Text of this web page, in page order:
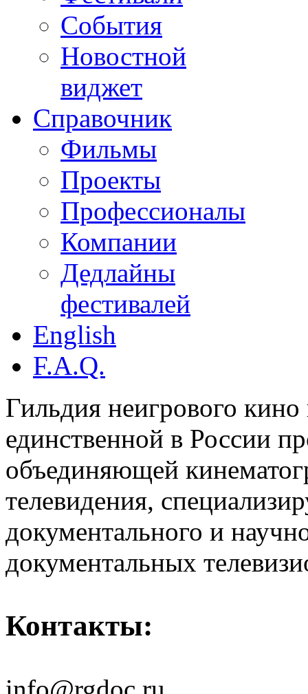
События
Новостной
виджет
Справочник
Фильмы
Проекты
Профессионалы
Компании
Дедлайны
фестивалей
English
F.A.Q.
Гильдия неигрового кино
единственной в России
объединяющей
телевидения,
документального и
документальных
Контакты: